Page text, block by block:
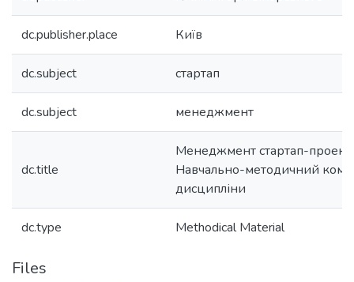
dc.publisher.place Київ
dc.subject стартап
dc.subject менеджмент
dc.title
Менеджмент стартап-
Навчально-методичний
дисципліни
dc.type Methodical Material
Files